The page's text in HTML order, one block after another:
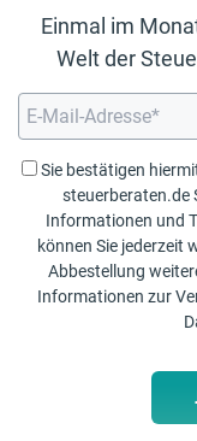
Einmal im
Welt der
Sie bestätigen
steuerberaten.de
Informationen und
können Sie jederzeit
Abbestellung weiterer Informationen enthalten sein.
Informationen zur